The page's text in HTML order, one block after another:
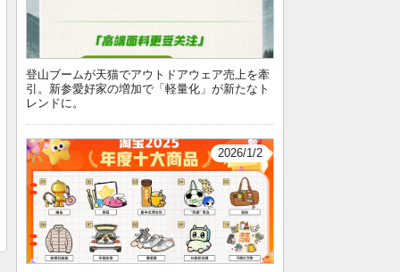
登山ブームが天猫でアウトドアウェア売上を牽
引。新参愛好家の増加で「軽量化」が新たなト
レンドに。
2026/1/2